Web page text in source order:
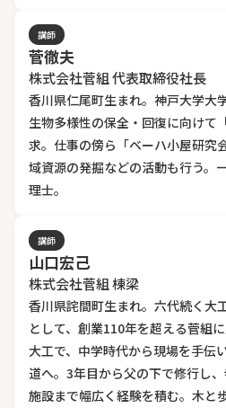
講師
菅徹夫
株式会社菅組 代表取締役社長
香川県仁尾町生まれ。神戸大学大
生物多様性の保全・回復に向けて
求。仕事の傍ら「ベーハ小屋研究
域資源の発掘などの活動も行う。
理士。
講師
山口宏己
株式会社菅組 棟梁
香川県詫間町生まれ。六代続く大
として、創業110年を超える菅組
大工で、中学時代から現場を手伝
道へ。3年目から父の下で修行し
施設まで幅広く経験を積む。木と